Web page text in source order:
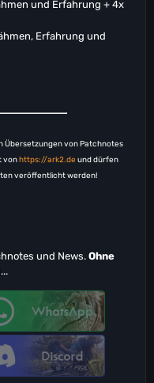
und Erfahrung + 4x
Erfahrung und
Übersetzungen von Patchnotes
vonhttps://ark2.de und dürfen
veröffentlicht werden!
und News. Ohne